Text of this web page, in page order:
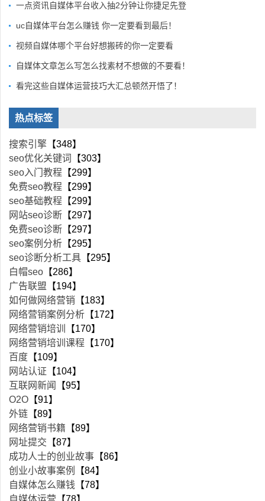
一点资讯自媒体平台收入抽2分钟让你捷足先登
uc自媒体平台怎么赚钱 你一定要看到最后！
视频自媒体哪个平台好想搬砖的你一定要看
自媒体文章怎么写怎么找素材不想做的不要看！
看完这些自媒体运营技巧大汇总顿然开悟了！
热点标签
搜索引擎 【348】
seo优化关键词
【303】
seo入门教程 【299】
免费seo教程 【299】
seo基础教程 【299】
网站seo诊断 【297】
免费seo诊断 【297】
seo案例分析 【295】
seo诊断分析工具 【295】
白帽seo 【286】
广告联盟 【194】
如何做网络营销 【183】
网络营销案例分析 【172】
网络营销培训
【170】
网络营销培训课程 【170】
百度 【109】
网站认证 【104】
互联网新闻
【95】
O2O 【91】
外链 【89】
网络营销书籍 【89】
网址提交 【87】
成功人士的创业故事 【86】
创业小故事案例
【84】
自媒体怎么赚钱 【78】